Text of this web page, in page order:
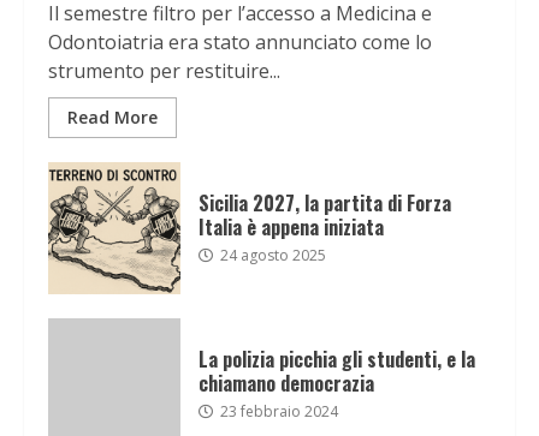
Il semestre filtro per l’accesso a Medicina e
Odontoiatria era stato annunciato come lo
strumento per restituire...
Read More
Sicilia 2027, la partita di Forza
Italia è appena iniziata
24 agosto 2025
La polizia picchia gli studenti, e la
chiamano democrazia
23 febbraio 2024